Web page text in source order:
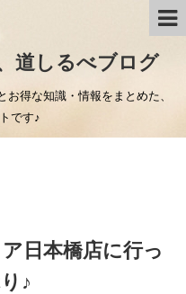
道しるべブログ
得な知識・情報をまとめた、
です♪
日本橋店に行っ
♪